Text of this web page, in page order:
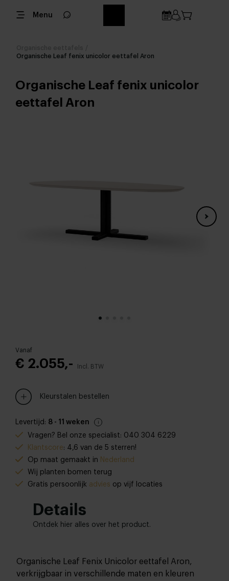
Menu
Organische Leaf fenix unicolor eettafel Aron
Organische Leaf fenix unicolor
eettafel Aron
Vanaf
€ 2.055,- Incl. BTW
Kleurstalen bestellen
Levertijd: 8 - 11 weken
Vragen? Bel onze specialist: 040 304 6229
Klantscore: 4,6 van de 5 sterren!
Op maat gemaakt in Nederland
Wij planten bomen terug
Gratis persoonlijk advies op vijf locaties
Details
Ontdek hier alles over het product.
Organische Leaf Fenix Unicolor eettafel Aron,
verkrijgbaar in verschillende maten en kleuren